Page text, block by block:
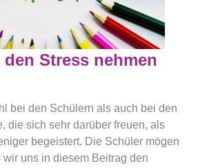
Stress nehmen
bei den Schülern als auch bei den
die sich sehr darüber freuen, als
begeistert. Die Schüler mögen
uns in diesem Beitrag den